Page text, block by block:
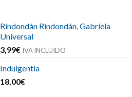
Rindondán Rindondán, Gabriela
Universal
3,99€ IVA INCLUIDO
Indulgentia
18,00€